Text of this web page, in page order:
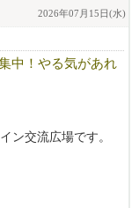
知識が付きます。
ハワイ・ロサンゼ
2026年07月15日(水)
中！やる気があれ
ン交流広場です。